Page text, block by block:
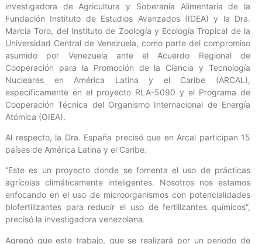
investigadora de Agricultura y Soberanía Alimentaria de la
Fundación Instituto de Estudios Avanzados (IDEA) y la Dra.
Marcia Toro, del Instituto de Zoología y Ecología Tropical de la
Universidad Central de Venezuela, como parte del compromiso
asumido por Venezuela ante el Acuerdo Regional de
Cooperación para la Promoción de la Ciencia y Tecnología
Nucleares en América Latina y el Caribe (ARCAL),
específicamente en el proyecto RLA-5090 y el Programa de
Cooperación Técnica del Organismo Internacional de Energía
Atómica (OIEA).
Al respecto, la Dra. España precisó que en Arcal participan 15
países de América Latina y el Caribe.
“Este es un proyecto donde se fomenta el uso de prácticas
agrícolas climáticamente inteligentes. Nosotros nos estamos
enfocando en el uso de microorganismos con potencialidades
biofertilizantes para reducir el uso de fertilizantes químicos”,
precisó la investigadora venezolana.
Agregó que este trabajo, que se realizará por un periodo de